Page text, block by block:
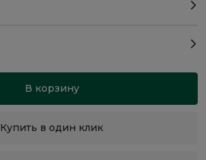
В корзину
Купить в один клик